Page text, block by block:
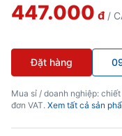
447.000 đ /
Đặt hàng
Mua sỉ / doanh nghiệp:
đơn VAT. Xem tất cả sản